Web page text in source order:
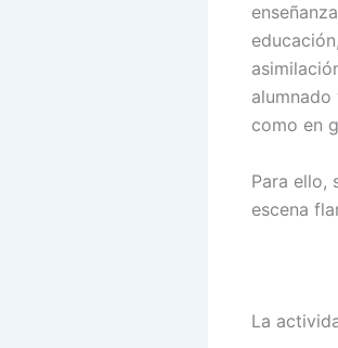
como en
Para ello,
escena
La